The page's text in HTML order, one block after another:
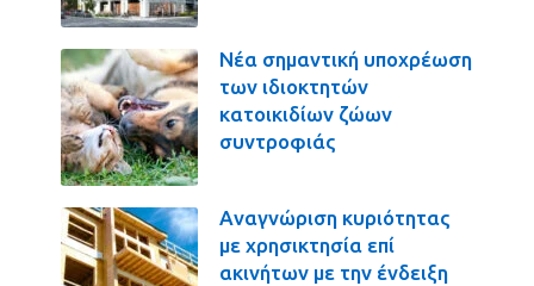
Νέα σημαντική υποχρέωση
των ιδιοκτητών
κατοικιδίων ζώων
συντροφιάς
Αναγνώριση κυριότητας
με χρησικτησία επί
ακινήτων με την ένδειξη